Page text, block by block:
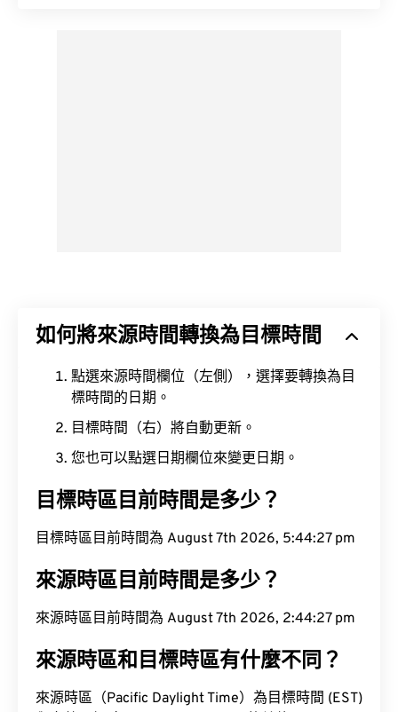
如何將來源時間轉換為目標時間
點選來源時間欄位（左側），選擇要轉換為目
標時間的日期。
目標時間（右）將自動更新。
您也可以點選日期欄位來變更日期。
目標時區目前時間是多少？
目標時區目前時間為 August 7th 2026, 5:44:27 pm
來源時區目前時間是多少？
來源時區目前時間為 August 7th 2026, 2:44:27 pm
來源時區和目標時區有什麼不同？
來源時區（Pacific Daylight Time）為目標時間 (EST)